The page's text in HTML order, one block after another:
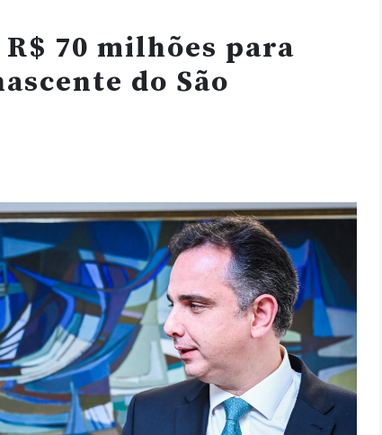
70 milhões para
do São